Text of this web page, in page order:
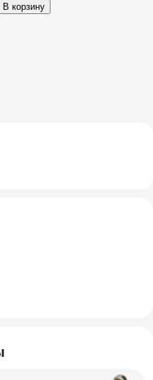
В корзину